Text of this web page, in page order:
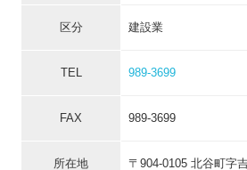
区分 建設業
TEL 989-3699
FAX 989-3699
所在地 〒904-0105 北谷町字